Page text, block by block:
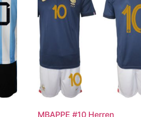
MBAPPE #10 Herren